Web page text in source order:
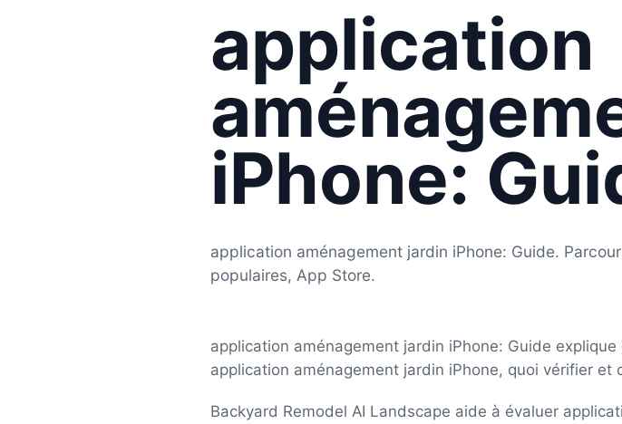
application
iPhone:
application aménagement jardin iPhone: Guide.
populaires, App Store.
application aménagement jardin iPhone: Guide
application aménagement jardin iPhone, quoi vérifier et
Backyard Remodel AI Landscape aide à évaluer